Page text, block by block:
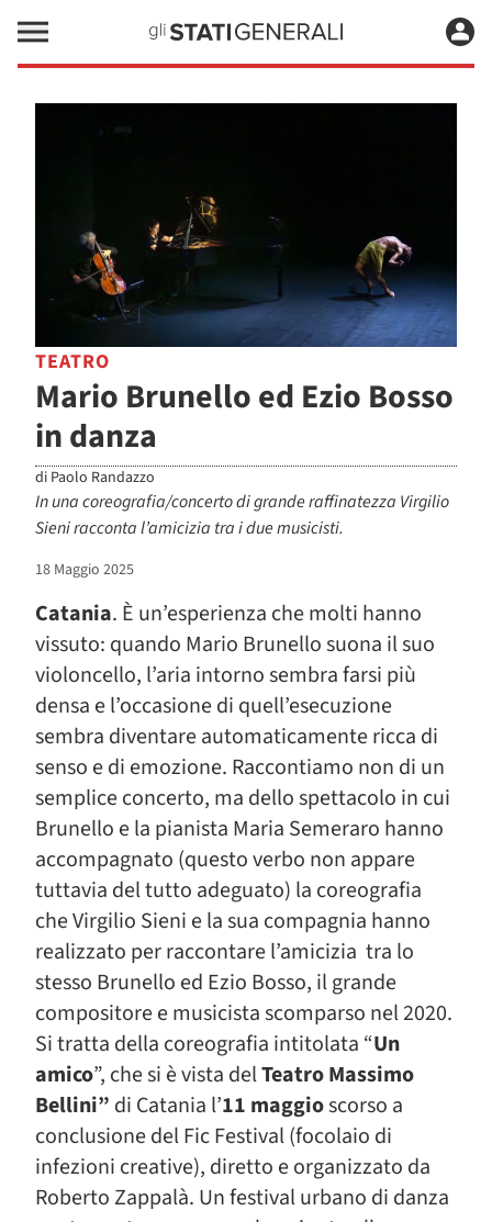
TEATRO
Mario Brunello ed Ezio Bosso
in danza
di Paolo Randazzo
In una coreografia/concerto di grande raffinatezza Virgilio
Sieni racconta l’amicizia tra i due musicisti.
18 Maggio 2025
Catania. È un’esperienza che molti hanno
vissuto: quando Mario Brunello suona il suo
violoncello, l’aria intorno sembra farsi più
densa e l’occasione di quell’esecuzione
sembra diventare automaticamente ricca di
senso e di emozione. Raccontiamo non di un
semplice concerto, ma dello spettacolo in cui
Brunello e la pianista Maria Semeraro hanno
accompagnato (questo verbo non appare
tuttavia del tutto adeguato) la coreografia
che Virgilio Sieni e la sua compagnia hanno
realizzato per raccontare l’amicizia tra lo
stesso Brunello ed Ezio Bosso, il grande
compositore e musicista scomparso nel 2020.
Si tratta della coreografia intitolata “Un
amico”, che si è vista delTeatro Massimo
Bellini” di Catania l’11 maggioscorso a
conclusione del Fic Festival (focolaio di
infezioni creative), diretto e organizzato da
Roberto Zappalà. Un festival urbano di danza